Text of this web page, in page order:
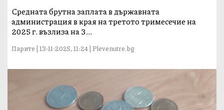
Средната брутна заплата в държавната
администрация в края на третото тримесечие на
2025 г. възлиза на 3...
Парите | 13-11-2025, 11:24 | Plevenutre.bg